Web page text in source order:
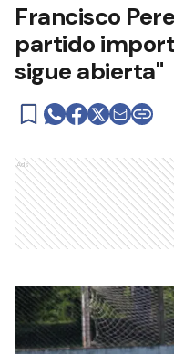
Francisco
partido
sigue abierta"
Ads